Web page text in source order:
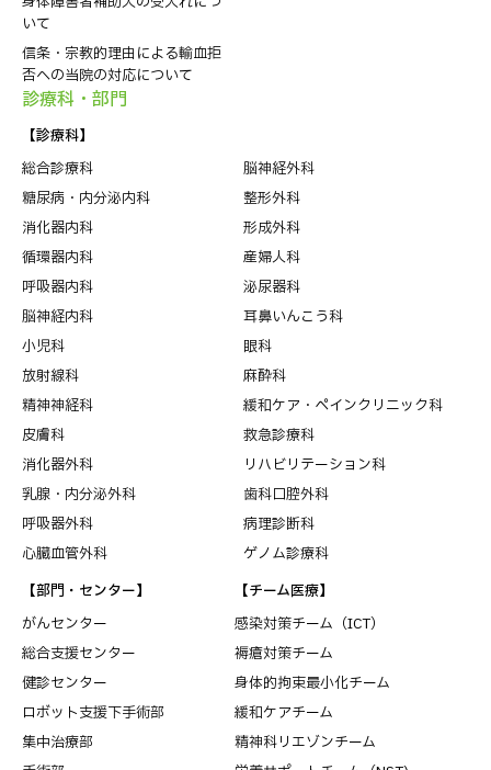
いて
信条・宗教的理由による輸血拒
否への当院の対応について
診療科・部⾨
【診療科】
総合診療科
糖尿病・内分泌内科
消化器内科
循環器内科
呼吸器内科
脳神経内科
小児科
放射線科
精神神経科
皮膚科
消化器外科
乳腺・内分泌外科
呼吸器外科
心臓血管外科
脳神経外科
整形外科
形成外科
産婦人科
泌尿器科
耳鼻いんこう科
眼科
麻酔科
緩和ケア・ペインクリニック科
救急診療科
リハビリテーション科
歯科口腔外科
病理診断科
ゲノム診療科
【部門・センター】
がんセンター
総合支援センター
健診センター
ロボット支援下手術部
集中治療部
【チーム医療】
感染対策チーム（ICT）
褥瘡対策チーム
身体的拘束最小化チーム
緩和ケアチーム
精神科リエゾンチーム